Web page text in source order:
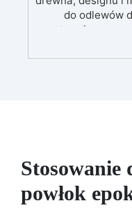
końcowy rezultat,
co jeszcze
ResinPro
do odlewów
egzotermia
żółknięcie dzięki
Stosowanie
powłok